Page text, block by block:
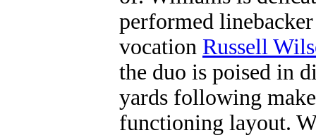
performed
vocation Russell
the duo is poised in
yards following
functioning layout.